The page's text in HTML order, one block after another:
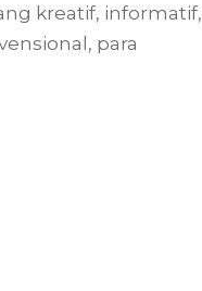
kreatif, informatif,
para